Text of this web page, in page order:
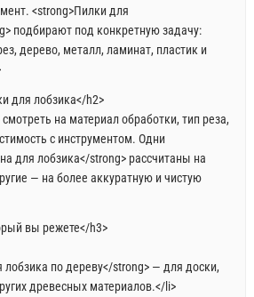
<strong>Пилки для
подбирают под конкретную задачу:
дерево, металл, ламинат, пластик и
для лобзика</h2>
на материал обработки, тип реза,
с инструментом. Одни
для лобзика</strong> рассчитаны на
— на более аккуратную и чистую
вы режете</h3>
по дереву</strong> — для доски,
древесных материалов.</li>